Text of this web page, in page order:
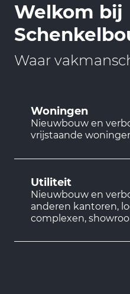
Welkom bij
Waar
Woningen
Nieuwbouw en
vrijstaande
Utiliteit
Nieuwbouw en
anderen kantoren,
complexen,